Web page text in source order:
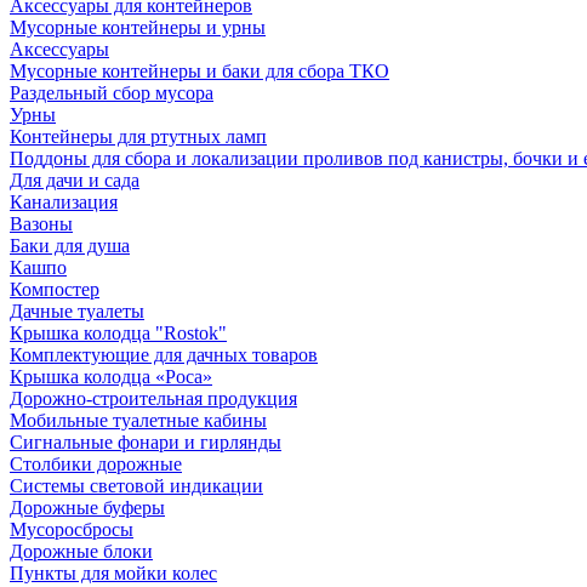
Аксессуары для контейнеров
Мусорные контейнеры и урны
Аксессуары
Мусорные контейнеры и баки для сбора ТКО
Раздельный сбор мусора
Урны
Контейнеры для ртутных ламп
Поддоны для сбора и локализации проливов под канистры, бочки и
Для дачи и сада
Канализация
Вазоны
Баки для душа
Кашпо
Компостер
Дачные туалеты
Крышка колодца "Rostok"
Комплектующие для дачных товаров
Крышка колодца «Роса»
Дорожно-строительная продукция
Мобильные туалетные кабины
Сигнальные фонари и гирлянды
Столбики дорожные
Системы световой индикации
Дорожные буферы
Мусоросбросы
Дорожные блоки
Пункты для мойки колес